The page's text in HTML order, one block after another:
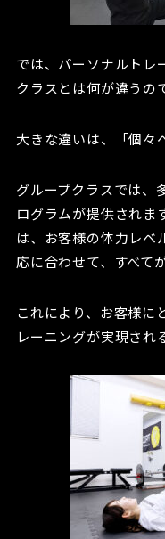
では、パーソナルトレ
クラスとは何が違うの
大きな違いは、「個々
グループクラスでは、
ログラムが提供されま
は、お客様の体力レベ
応に合わせて、すべて
これにより、お客様に
レーニングが実現され